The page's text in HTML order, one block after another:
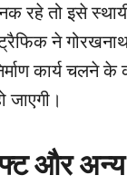
रहे तो इसे
ने
कार्य चलने
और